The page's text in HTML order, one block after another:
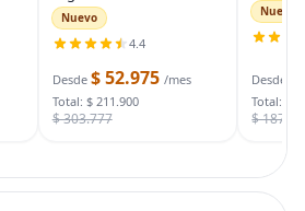
inalámbricas para
exteriores, cámara WiFi 2K
para sistema de
seguridad del hogar,
cámara de vigilancia
Nuevo
4.4
Desde $ 52.975 /mes
Total: $ 211.900
$ 303.777
auto,
para
bolsa
Nuevo
Desde
Total: $
$